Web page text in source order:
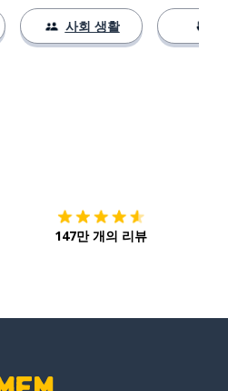
사회 생활
147만 개의 리뷰